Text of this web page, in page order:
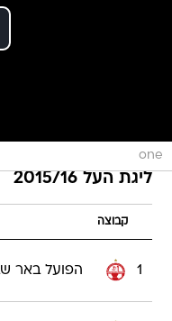
one
ליגת העל 2015/16
קבוצה
1 הפועל באר